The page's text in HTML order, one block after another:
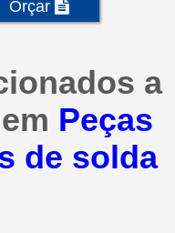
Orçar
a
Peças
de solda